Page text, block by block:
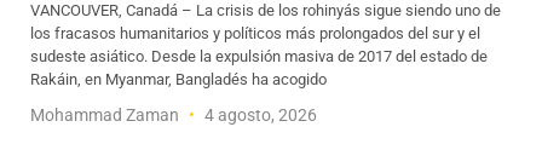
VANCOUVER, Canadá – La crisis de los rohinyás sigue siendo uno de
los fracasos humanitarios y políticos más prolongados del sur y el
sudeste asiático. Desde la expulsión masiva de 2017 del estado de
Rakáin, en Myanmar, Bangladés ha acogido
Mohammad Zaman 4 agosto, 2026